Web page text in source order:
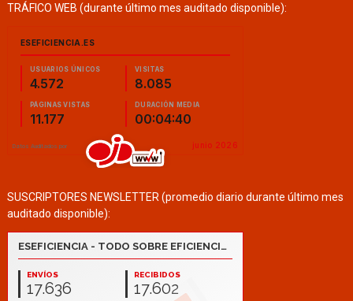
TRÁFICO WEB (durante último mes auditado disponible):
SUSCRIPTORES NEWSLETTER (promedio diario durante último mes
auditado disponible):